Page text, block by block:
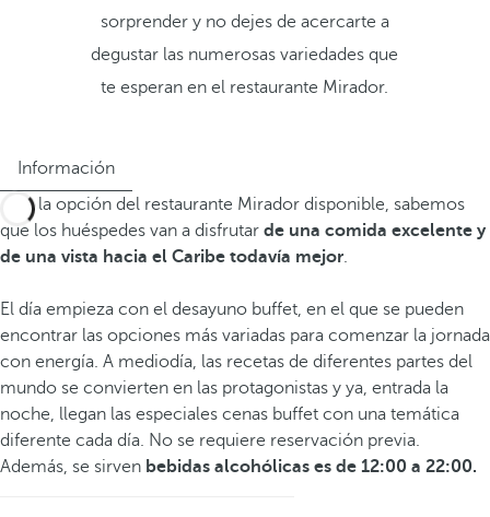
sorprender y no dejes de acercarte a
degustar las numerosas variedades que
te esperan en el restaurante Mirador.
Información
Con la opción del restaurante Mirador disponible, sabemos
que los huéspedes van a disfrutar de una comida excelente y
de una vista hacia el Caribe todavía mejor.
El día empieza con el desayuno buffet, en el que se pueden
encontrar las opciones más variadas para comenzar la jornada
con energía. A mediodía, las recetas de diferentes partes del
mundo se convierten en las protagonistas y ya, entrada la
noche, llegan las especiales cenas buffet con una temática
diferente cada día. No se requiere reservación previa.
Además, se sirven bebidas alcohólicas es de 12:00 a 22:00.